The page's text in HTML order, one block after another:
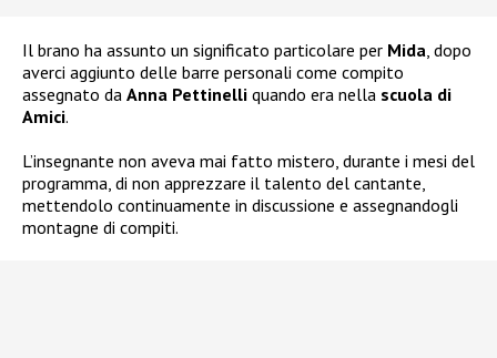
Il brano ha assunto un significato particolare per Mida, dopo
averci aggiunto delle barre personali come compito
assegnato da Anna Pettinelli quando era nella scuola di
Amici.
L’insegnante non aveva mai fatto mistero, durante i mesi del
programma, di non apprezzare il talento del cantante,
mettendolo continuamente in discussione e assegnandogli
montagne di compiti.